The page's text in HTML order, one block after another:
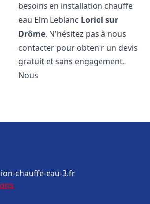
besoins en installation chauffe
eau Elm Leblanc Loriol sur
Drôme. N'hésitez pas à nous
contacter pour obtenir un devis
gratuit et sans engagement.
Nous
chauffe-eau-3.fr